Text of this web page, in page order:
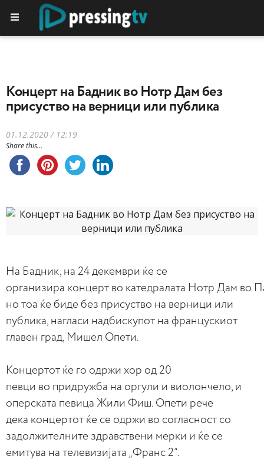
Концерт на Бадник во Нотр Дам без
присуство на верници или публика
01.12.2020 / 12:19
Share this...
На Бадник, на 24 декември ќе се
организира концерт во катедралата Нотр Дам во
но тоа ќе биде без присуство на верници или
публика, нагласи надбискупот на францускиот
главен град, Мишел Опети.
Концертот ќе го одржи хор од 20
певци во придружба на оргули и виолончело, и
оперската певица Жили Фиш. Опети рече
дека концертот ќе се одржи во согласност со
задолжителните здравствени мерки и ќе се
емитува на телевизијата „Франс 2“.